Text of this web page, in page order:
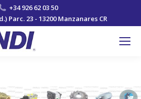
+34 926 62 03 50
Parc. 23 - 13200 Manzanares CR